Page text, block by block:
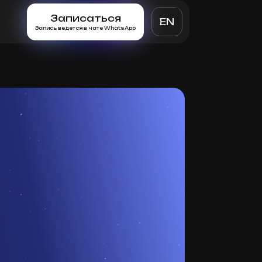
Записаться
Запись ведется в чате WhatsApp
EN